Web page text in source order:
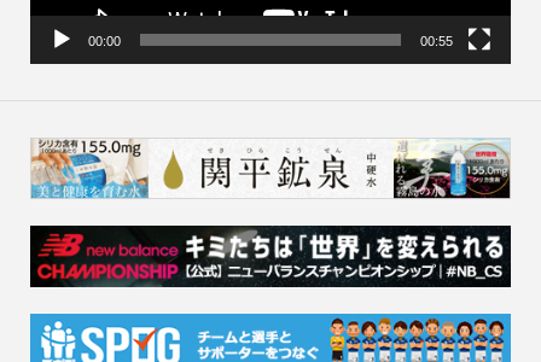
00:00 00:55